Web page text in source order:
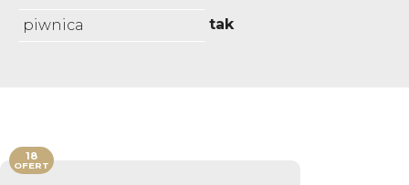
piwnica
tak
18
OFERT